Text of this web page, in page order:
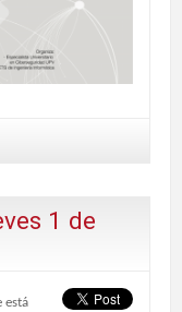
1 de
está